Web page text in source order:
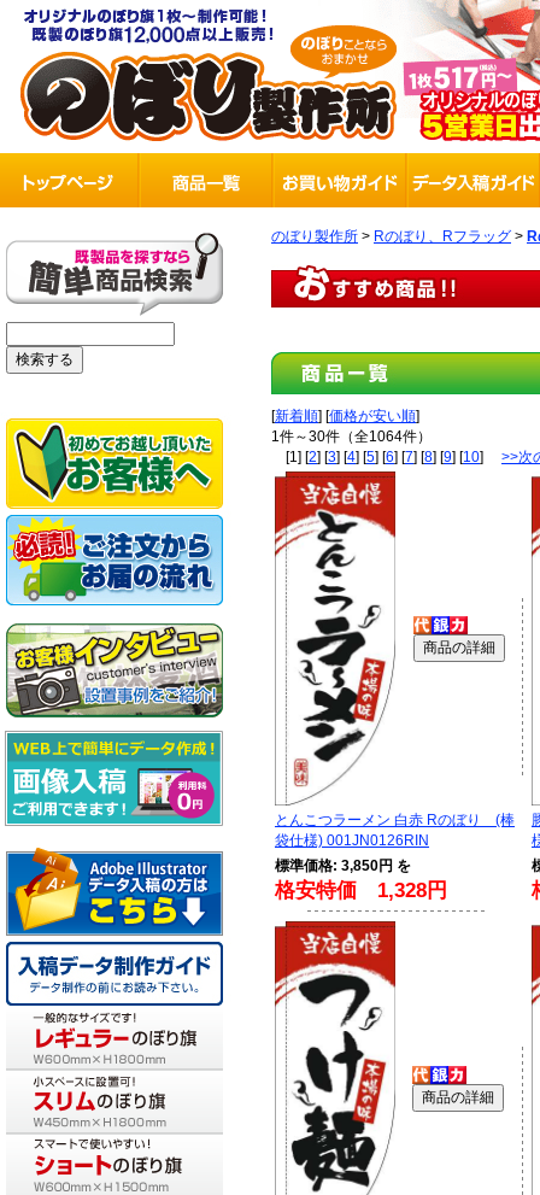
のぼり製作所 > Rのぼり、Rフラッグ >
[新着順] [価格が安い順]
1件～30件（全1064件）
[1] [2] [3] [4] [5] [6] [7] [8] [9] [10] >>次
とんこつラーメン 白赤 Rのぼり (棒
袋仕様) 001JN0126RIN
標準価格: 3,850円 を
格安特価 1,328円